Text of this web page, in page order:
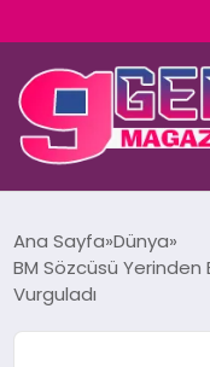
YAŞAM
Ana Sayfa Dünya
BM Sözcüsü Yerinden
Vurguladı